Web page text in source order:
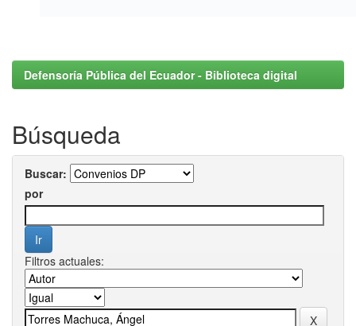
Defensoría Pública del Ecuador - Biblioteca digital
Búsqueda
Buscar:
por
Filtros actuales: